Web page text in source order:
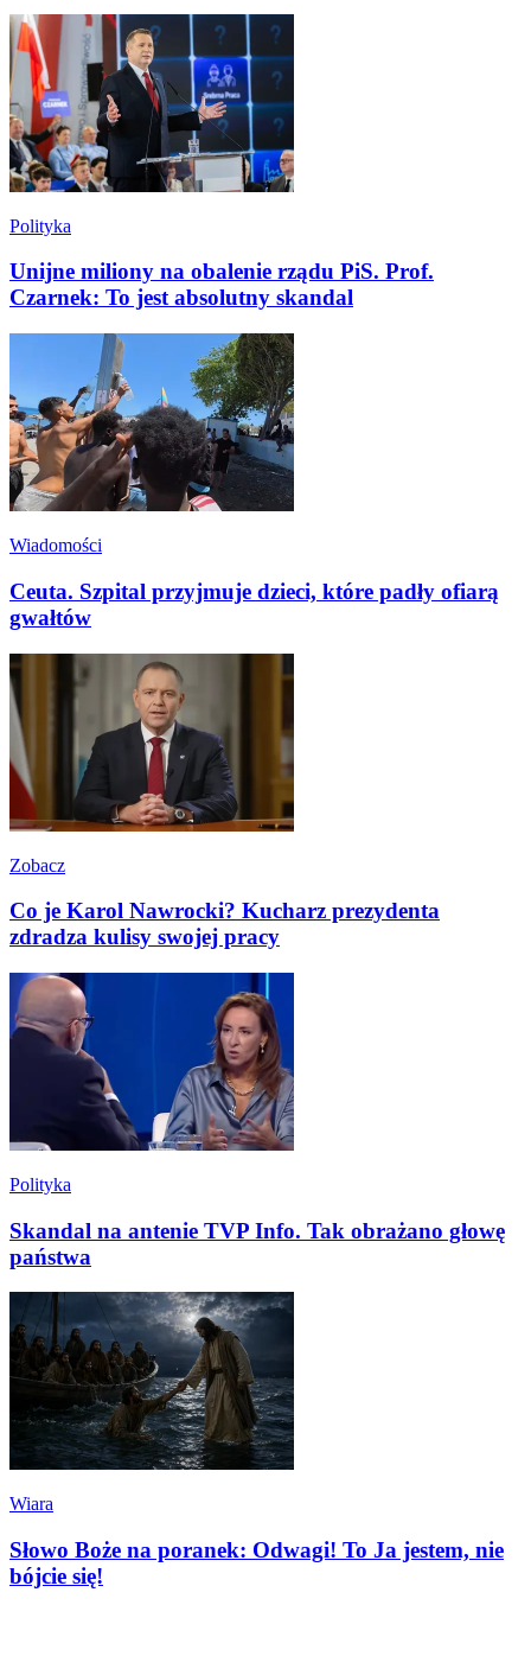
Polityka
Unijne miliony na obalenie rządu PiS. Prof.
Czarnek: To jest absolutny skandal
Wiadomości
Ceuta. Szpital przyjmuje dzieci, które padły ofiarą
gwałtów
Zobacz
Co je Karol Nawrocki? Kucharz prezydenta
zdradza kulisy swojej pracy
Polityka
Skandal na antenie TVP Info. Tak obrażano głowę
państwa
Wiara
Słowo Boże na poranek: Odwagi! To Ja jestem, nie
bójcie się!